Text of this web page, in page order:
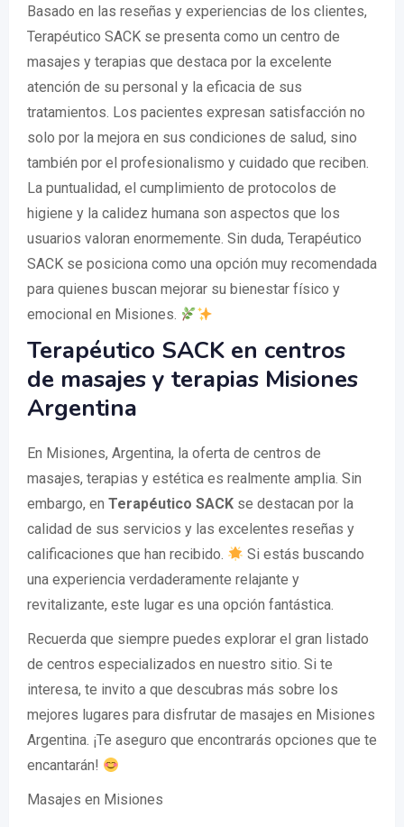
Basado en las reseñas y experiencias de los clientes,
Terapéutico SACK se presenta como un centro de
masajes y terapias que destaca por la excelente
atención de su personal y la eficacia de sus
tratamientos. Los pacientes expresan satisfacción no
solo por la mejora en sus condiciones de salud, sino
también por el profesionalismo y cuidado que reciben.
La puntualidad, el cumplimiento de protocolos de
higiene y la calidez humana son aspectos que los
usuarios valoran enormemente. Sin duda, Terapéutico
SACK se posiciona como una opción muy recomendada
para quienes buscan mejorar su bienestar físico y
emocional en Misiones.
Terapéutico SACK en centros
de masajes y terapias Misiones
Argentina
En Misiones, Argentina, la oferta de centros de
masajes, terapias y estética es realmente amplia. Sin
embargo, en Terapéutico SACK se destacan por la
calidad de sus servicios y las excelentes reseñas y
calificaciones que han recibido.
Si estás buscando
una experiencia verdaderamente relajante y
revitalizante, este lugar es una opción fantástica.
Recuerda que siempre puedes explorar el gran listado
de centros especializados en nuestro sitio. Si te
interesa, te invito a que descubras más sobre los
mejores lugares para disfrutar de masajes en Misiones
Argentina. ¡Te aseguro que encontrarás opciones que te
encantarán!
Masajes en Misiones